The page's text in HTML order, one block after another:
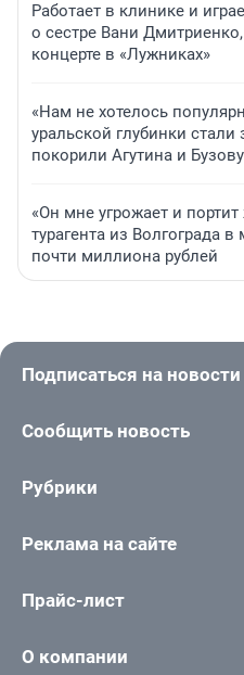
Работает в клинике и
о сестре Вани
концерте в «Лужниках»
«Нам не хотелось
уральской глубинки
покорили Агутина и Бузову
«Он мне угрожает и
турагента из Волгограда
почти миллиона рублей
Подписаться на новости
Сообщить новость
Рубрики
Реклама на сайте
Прайс-лист
О компании